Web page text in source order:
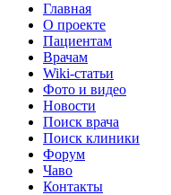
Главная
О проекте
Пациентам
Врачам
Wiki-статьи
Фото и видео
Новости
Поиск врача
Поиск клиники
Форум
Чаво
Контакты